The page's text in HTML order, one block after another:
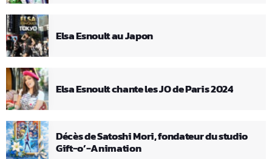
Elsa Esnoult au Japon
Elsa Esnoult chante les JO de Paris 2024
Décès de Satoshi Mori, fondateur du studio
Gift-o’-Animation